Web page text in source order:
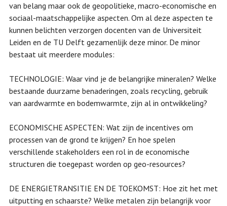
van belang maar ook de geopolitieke, macro-economische en
sociaal-maatschappelijke aspecten. Om al deze aspecten te
kunnen belichten verzorgen docenten van de Universiteit
Leiden en de TU Delft gezamenlijk deze minor. De minor
bestaat uit meerdere modules:
TECHNOLOGIE: Waar vind je de belangrijke mineralen? Welke
bestaande duurzame benaderingen, zoals recycling, gebruik
van aardwarmte en bodemwarmte, zijn al in ontwikkeling?
ECONOMISCHE ASPECTEN: Wat zijn de incentives om
processen van de grond te krijgen? En hoe spelen
verschillende stakeholders een rol in de economische
structuren die toegepast worden op geo-resources?
DE ENERGIETRANSITIE EN DE TOEKOMST: Hoe zit het met
uitputting en schaarste? Welke metalen zijn belangrijk voor